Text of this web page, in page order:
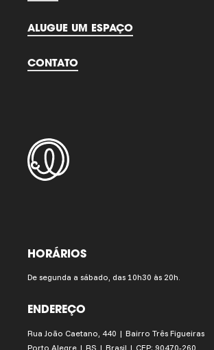
ALUGUE UM ESPAÇO
CONTATO
HORÁRIOS
De segunda a sábado, das 10h30 às 20h.
ENDEREÇO
Rua João Caetano, 440 | Bairro Três Figueiras
Porto Alegre | RS | Brasil | CEP: 90470-260